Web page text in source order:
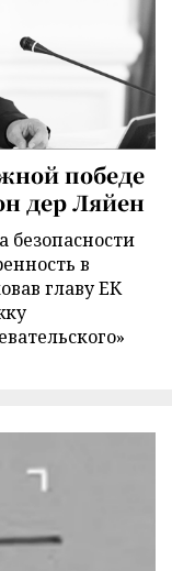
победе
дер Ляйен
безопасности
в
главу ЕК